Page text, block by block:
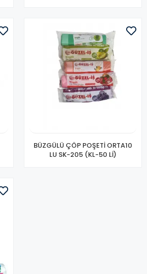
BÜZGÜLÜ ÇÖP POŞETİ ORTA10
LU SK-205 (KL-50 Lİ)